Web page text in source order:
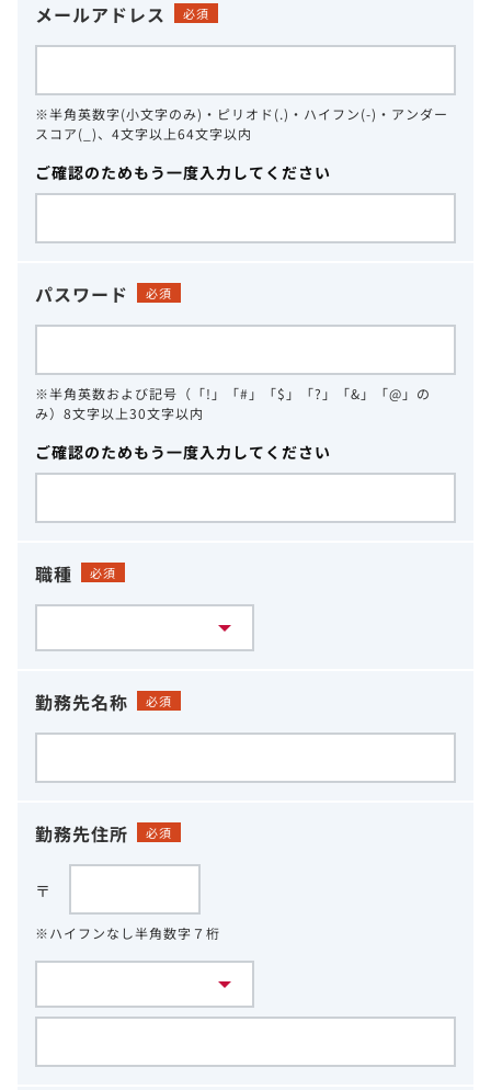
メールアドレス 必須
※半角英数字(小文字のみ)・ピリオド(.)・ハイフン(-)・アンダー
スコア(_)、4文字以上64文字以内
ご確認のためもう一度入力してください
パスワード 必須
※半角英数および記号（「!」「#」「$」「?」「&」「@」の
み）8文字以上30文字以内
ご確認のためもう一度入力してください
職種 必須
勤務先名称 必須
勤務先住所 必須
〒
※ハイフンなし半角数字７桁